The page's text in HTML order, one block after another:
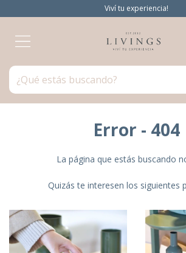
Viví tu experiencia!
Error - 404
La página que estás buscando
Quizás te interesen los siguientes